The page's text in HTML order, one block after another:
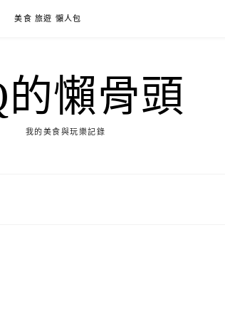
美食 旅遊 懶人包
的懶骨頭
我的美食與玩樂記錄